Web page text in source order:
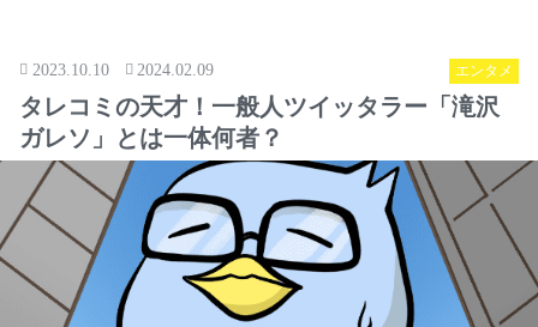
エンタメ
2023.10.10 2024.02.09
タレコミの天才！一般人ツイッタラー「滝沢
ガレソ」とは一体何者？